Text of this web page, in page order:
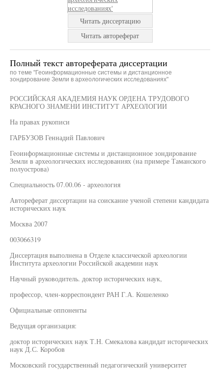
Читать диссертацию
Читать автореферат
Полный текст автореферата диссертации
по теме "Геоинформационные системы и дистанционное
зондирование Земли в археологических исследованиях"
РОССИЙСКАЯ АКАДЕМИЯ НАУК ОРДЕНА ТРУДОВОГО
КРАСНОГО ЗНАМЕНИ ИНСТИТУТ АРХЕОЛОГИИ
На правах рукописи
ГАРБУЗОВ Геннадий Павлович
Геоинформационные системы и дистанционное зондирование
Земли в археологических исследованиях (на примере Таманского
полуострова)
Специальность 07.00.06 - археология
Автореферат диссертации на соискание ученой степени кандидата
исторических наук
Москва 2007
003066319
Диссертация выполнена в Отделе классической археологии
Института археологии Российской академии наук
Научный руководитель. доктор исторических наук,
профессор, член-корреспондент РАН Г.А. Кошеленко
Официальные оппоненты
Ведущая организация:
доктор исторических наук Т.Н. Смекалова кандидат исторических
наук Д.С. Коробов
Московский государственный педагогический университет